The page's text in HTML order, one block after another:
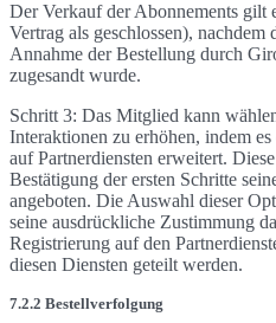
Der Verkauf der Abonnements gilt
Vertrag als geschlossen),
Annahme der Bestellung durch
zugesandt wurde.
Schritt 3: Das Mitglied kann
Interaktionen zu erhöhen, indem
auf Partnerdiensten erweitert.
Bestätigung der ersten Schritte
angeboten. Die Auswahl dieser
seine ausdrückliche Zustimmung
Registrierung auf den
diesen Diensten geteilt werden.
7.2.2 Bestellverfolgung